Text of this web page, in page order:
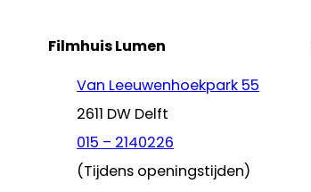
Filmhuis Lumen
Van Leeuwenhoekpark 55
2611 DW Delft
015 – 2140226
(Tijdens openingstijden)